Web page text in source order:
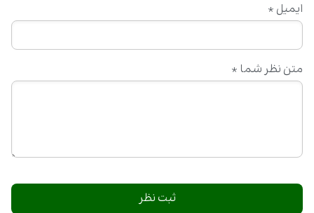
متن نظر شما *
ایمیل *